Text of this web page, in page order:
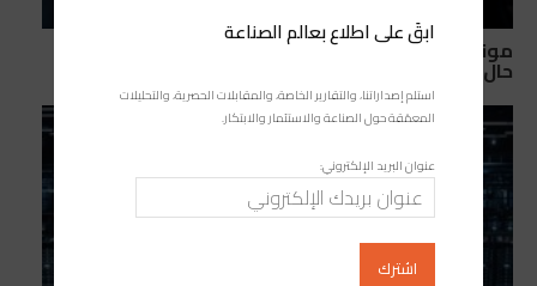
مونديال 2030: ما الذي قد تخسره إسبانيا والبرتغال في
حال الانسحاب من التنظيم المشترك؟
ابقَ على اطلاع بعالم الصناعة
استلم إصداراتنا، والتقارير الخاصة، والمقابلات الحصرية، والتحليلات
المعمّقة حول الصناعة والاستثمار والابتكار.
عنوان البريد الإلكتروني: